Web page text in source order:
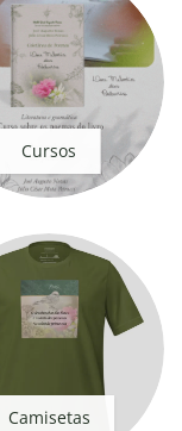
Cursos
Camisetas